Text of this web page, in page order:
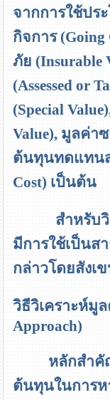
จากการใช้ปร
กิจการ (Going
ภัย (Insurable
(Assessed or
(Special
Value), มูลค่า
ต้นทุนทดแทน
Cost) เป็นต้น
สำหรับวิธีก
มีการใช้เป็นส
กล่าวโดยสังเ
วิธีวิเคราะห์มู
Approach)
หลักสำคั
ต้นทุนในการห